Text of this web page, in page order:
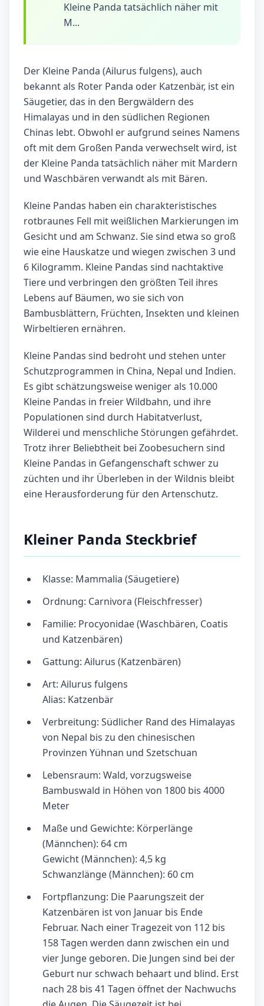
Kleine Panda tatsächlich näher mit
M...
Der Kleine Panda (Ailurus fulgens), auch
bekannt als Roter Panda oder Katzenbär, ist ein
Säugetier, das in den Bergwäldern des
Himalayas und in den südlichen Regionen
Chinas lebt. Obwohl er aufgrund seines Namens
oft mit dem Großen Panda verwechselt wird, ist
der Kleine Panda tatsächlich näher mit Mardern
und Waschbären verwandt als mit Bären.
Kleine Pandas haben ein charakteristisches
rotbraunes Fell mit weißlichen Markierungen im
Gesicht und am Schwanz. Sie sind etwa so groß
wie eine Hauskatze und wiegen zwischen 3 und
6 Kilogramm. Kleine Pandas sind nachtaktive
Tiere und verbringen den größten Teil ihres
Lebens auf Bäumen, wo sie sich von
Bambusblättern, Früchten, Insekten und kleinen
Wirbeltieren ernähren.
Kleine Pandas sind bedroht und stehen unter
Schutzprogrammen in China, Nepal und Indien.
Es gibt schätzungsweise weniger als 10.000
Kleine Pandas in freier Wildbahn, und ihre
Populationen sind durch Habitatverlust,
Wilderei und menschliche Störungen gefährdet.
Trotz ihrer Beliebtheit bei Zoobesuchern sind
Kleine Pandas in Gefangenschaft schwer zu
züchten und ihr Überleben in der Wildnis bleibt
eine Herausforderung für den Artenschutz.
Kleiner Panda Steckbrief
Klasse: Mammalia (Säugetiere)
Ordnung: Carnivora (Fleischfresser)
Familie: Procyonidae (Waschbären, Coatis
und Katzenbären)
Gattung: Ailurus (Katzenbären)
Art: Ailurus fulgens
Alias: Katzenbär
Verbreitung: Südlicher Rand des Himalayas
von Nepal bis zu den chinesischen
Provinzen Yühnan und Szetschuan
Lebensraum: Wald, vorzugsweise
Bambuswald in Höhen von 1800 bis 4000
Meter
Maße und Gewichte: Körperlänge
(Männchen): 64 cm
Gewicht (Männchen): 4,5 kg
Schwanzlänge (Männchen): 60 cm
Fortpflanzung: Die Paarungszeit der
Katzenbären ist von Januar bis Ende
Februar. Nach einer Tragezeit von 112 bis
158 Tagen werden dann zwischen ein und
vier Junge geboren. Die Jungen sind bei der
Geburt nur schwach behaart und blind. Erst
nach 28 bis 41 Tagen öffnet der Nachwuchs